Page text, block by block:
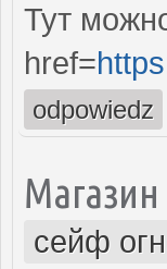
Тут
href=
odpowiedz
сейф